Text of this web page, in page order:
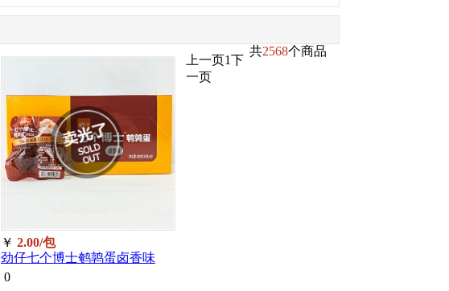
共2568个商品
￥ 2.00/包
劲仔七个博士鹌鹑蛋卤香味
30g/包 30
0
上一页1下
一页